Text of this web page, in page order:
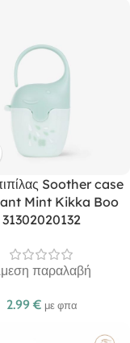
Soother case
Mint Kikka Boo
31302020132
παραλαβή
2.99 € με φπα